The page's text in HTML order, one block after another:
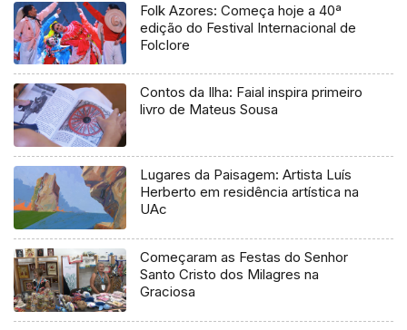
Folk Azores: Começa hoje a 40ª
edição do Festival Internacional de
Folclore
Contos da Ilha: Faial inspira primeiro
livro de Mateus Sousa
Lugares da Paisagem: Artista Luís
Herberto em residência artística na
UAc
Começaram as Festas do Senhor
Santo Cristo dos Milagres na
Graciosa